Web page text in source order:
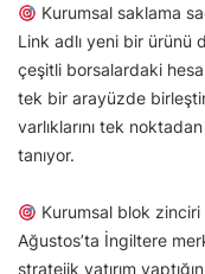
Kurumsal saklama
Link adlı yeni bir ürünü
çeşitli borsalardaki
tek bir arayüzde
varlıklarını tek
tanıyor.
Kurumsal blok zinciri
Ağustos’ta İngiltere
stratejik yatırım